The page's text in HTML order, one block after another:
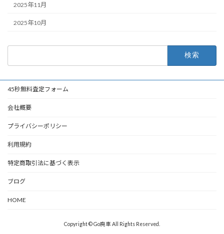
2025年11月
2025年10月
45秒無料査定フォーム
会社概要
プライバシーポリシー
利用規約
特定商取引法に基づく表示
ブログ
HOME
Copyright © Go廃車 All Rights Reserved.